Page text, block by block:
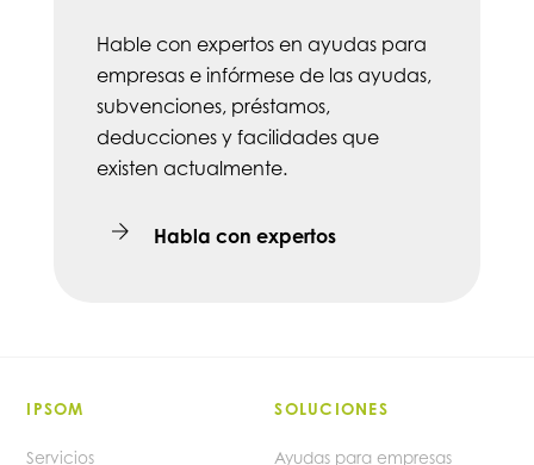
Hable con expertos en ayudas para
empresas e infórmese de las ayudas,
subvenciones, préstamos,
deducciones y facilidades que
existen actualmente.
Habla con expertos
IPSOM
Servicios
SOLUCIONES
Ayudas para empresas